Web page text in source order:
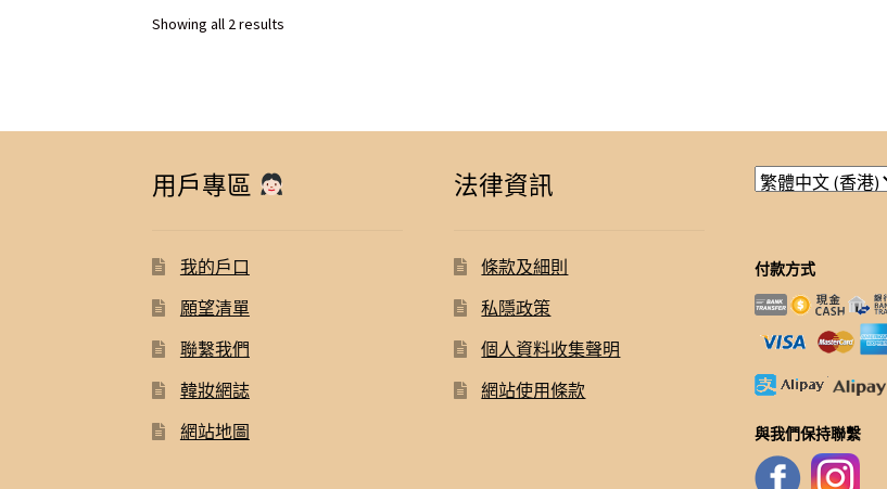
Showing all 2 results
用戶專區
我的戶口
願望清單
聯繫我們
韓妝網誌
網站地圖
法律資訊
條款及細則
私隱政策
個人資料收集聲明
網站使用條款
付款方式
與我們保持聯繫